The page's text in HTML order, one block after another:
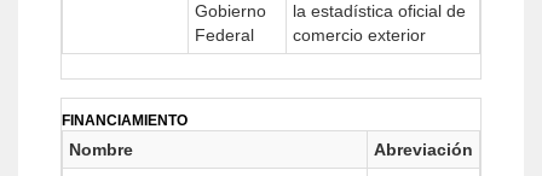
Gobierno
Federal
la estadística oficial de
comercio exterior
FINANCIAMIENTO
Nombre
Abreviación